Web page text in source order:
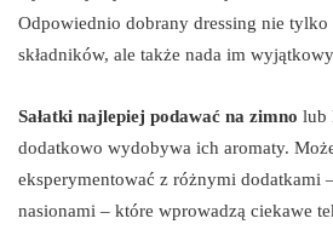
Odpowiednio dobrany dressing nie tylko
składników, ale także nada im
Sałatki najlepiej podawać na zimno lub
dodatkowo wydobywa ich aromaty.
eksperymentować z różnymi dodatkami
nasionami – które wprowadzą ciekawe